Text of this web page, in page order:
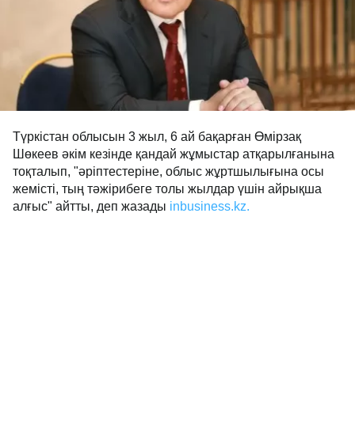
Түркістан облысын 3 жыл, 6 ай бақарған Өмірзақ
Шөкеев әкім кезінде қандай жұмыстар атқарылғанына
тоқталып, "әріптестеріне, облыс жұртшылығына осы
жемісті, тың тәжірибеге толы жылдар үшін айрықша
алғыс" айтты, деп жазады inbusiness.kz.